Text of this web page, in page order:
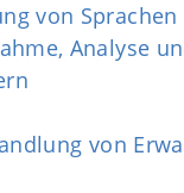
von Sprachen
Analyse
von